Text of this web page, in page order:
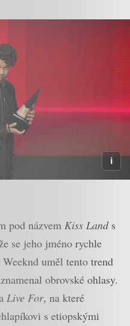
pod názvem Kiss Lands
se jeho jméno rychle
uměl tento trend
obrovské ohlasy.
Live For, na které
s etiopskými